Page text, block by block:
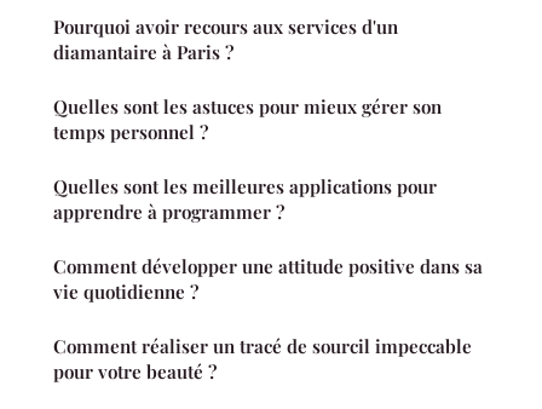
Pourquoi avoir recours aux services d'un
diamantaire à Paris ?
Quelles sont les astuces pour mieux gérer son
temps personnel ?
Quelles sont les meilleures applications pour
apprendre à programmer ?
Comment développer une attitude positive dans sa
vie quotidienne ?
Comment réaliser un tracé de sourcil impeccable
pour votre beauté ?